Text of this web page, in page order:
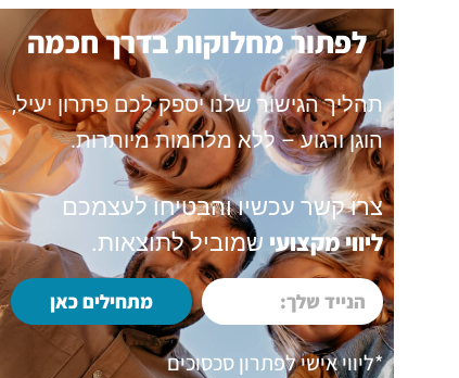
לפתור מחלוקות בדרך חכמה
תהליך הגישור שלנו יספק לכם פתרון יעיל,
הוגן ורגוע – ללא מלחמות מיותרות.
צרו קשר עכשיו והבטיחו לעצמכם
ליווי מקצועי שמוביל לתוצאות.
מתחילים כאן
*ליווי אישי לפתרון סכסוכים